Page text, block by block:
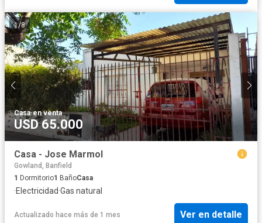
1/8
Casa·en venta
USD 65.000
Casa - Jose Marmol
Gowland, Banfield
1 Dormitorio1 BañoCasa
·Electricidad·Gas natural
Actualizado hace más de 1 mes Ver en detalle